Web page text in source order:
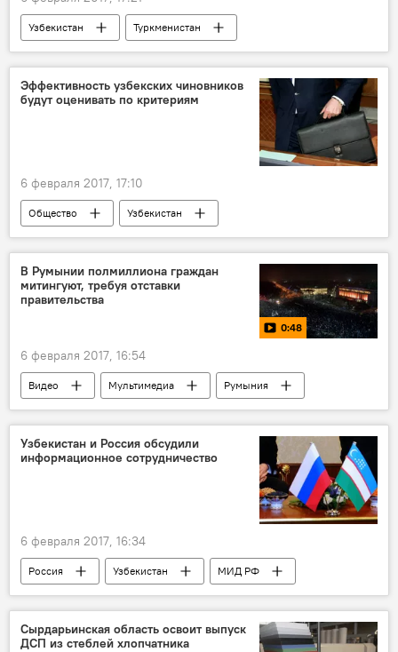
Узбекистан
Туркменистан
Политика
Эффективность узбекских чиновников
будут оценивать по критериям
6 февраля 2017, 17:10
Общество Узбекистан
В Румынии полмиллиона граждан
митингуют, требуя отставки
правительства
0:48
6 февраля 2017, 16:54
Видео Мультимедиа Румыния
Узбекистан и Россия обсудили
информационное сотрудничество
6 февраля 2017, 16:34
Россия Узбекистан
МИД РФ
МИД Узбекистана
Политика
Сырдарьинская область освоит выпуск
ДСП из стеблей хлопчатника